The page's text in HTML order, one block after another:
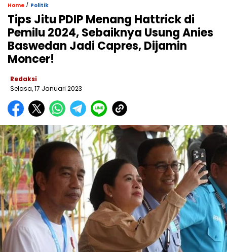
Home / Politik
Tips Jitu PDIP Menang Hattrick di
Pemilu 2024, Sebaiknya Usung Anies
Baswedan Jadi Capres, Dijamin
Moncer!
Redaksi
Selasa, 17 Januari 2023